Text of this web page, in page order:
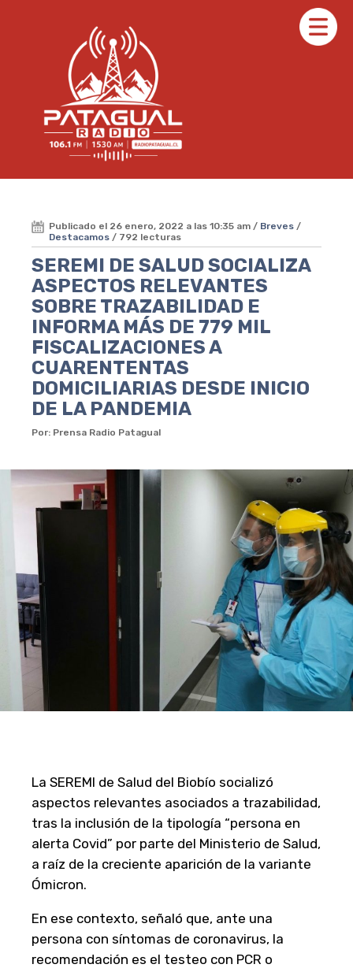
Publicado el 26 enero, 2022 a las 10:35 am / Breves /
Destacamos / 792 lecturas
SEREMI DE SALUD SOCIALIZA
ASPECTOS RELEVANTES
SOBRE TRAZABILIDAD E
INFORMA MÁS DE 779 MIL
FISCALIZACIONES A
CUARENTENTAS
DOMICILIARIAS DESDE INICIO
DE LA PANDEMIA
Por: Prensa Radio Patagual
La SEREMI de Salud del Biobío socializó
aspectos relevantes asociados a trazabilidad,
tras la inclusión de la tipología “persona en
alerta Covid” por parte del Ministerio de Salud,
a raíz de la creciente aparición de la variante
Ómicron.
En ese contexto, señaló que, ante una
persona con síntomas de coronavirus, la
recomendación es el testeo con PCR o